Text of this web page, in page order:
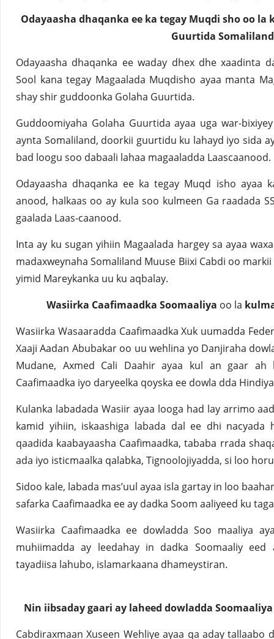
Odayaasha dhaqanka ee ka tegay Muqdi sho oo
Guurtida Somaliland
Odayaasha dhaqanka ee waday dhex dhe xaadinta
Sool kana tegay Magaalada Muqdisho ayaa manta
shay shir guddoonka Golaha Guurtida.
Guddoomiyaha Golaha Guurtida ayaa uga war-
aynta Somaliland, doorkii guurtidu ku lahayd iyo sida
bad loogu soo dabaali lahaa magaaladda Laascaanood.
Odayaasha dhaqanka ee ka tegay Muqd isho ayaa
anood, halkaas oo ay kula soo kulmeen Ga raadada
gaalada Laas-caanood.
Inta ay ku sugan yihiin Magaalada hargey sa ayaa
madaxweynaha Somaliland Muuse Biixi Cabdi oo
yimid Mareykanka uu ku aqbalay.
Wasiirka Caafimaadka Soomaaliya oo la
Wasiirka Wasaaradda Caafimaadka Xuk uumadda
Xaaji Aadan Abubakar oo uu wehlina yo Danjiraha
Mudane, Axmed Cali Daahir ayaa kul an gaar ah
Caafimaadka iyo daryeelka qoyska ee dowla dda
Kulanka labadada Wasiir ayaa looga had lay arrimo
kamid yihiin, iskaashiga labada dal ee dhi nacyada
qaadida kaabayaasha Caafimaadka, tababa rrada
ada iyo isticmaalka qalabka, Tignoolojiyadda, si loo
Sidoo kale, labada mas’uul ayaa isla gartay in loo
safarka Caafimaadka ee ay dadka Soom aaliyeed ku
Wasiirka Caafimaadka ee dowladda Soo maaliya
muhiimadda ay leedahay in dadka Soomaaliy eed
tayadiisa lahubo, islamarkaana dhameystiran.
Nin iibsaday gaari ay laheed dowladda
Cabdiraxmaan Xuseen Wehliye ayaa qa aday